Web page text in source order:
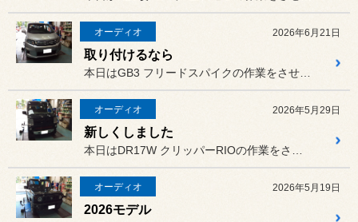
オーディオ 2026年6月21日
取り付けるなら
オーディオ 2026年5月29日
新しくしました
オーディオ 2026年5月19日
2026モデル